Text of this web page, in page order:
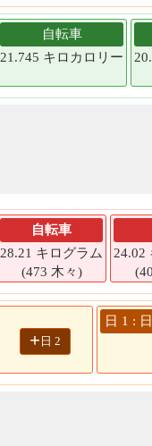
自転車
21.745 キロカロリー
自転車
28.21 キログラム
(473 木々)
24.02
+ 日 2
日 1 :